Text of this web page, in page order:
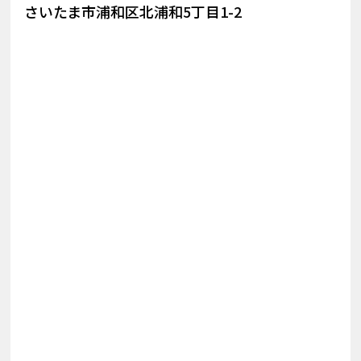
さいたま市浦和区北浦和5丁目1-2